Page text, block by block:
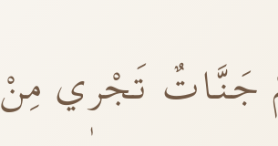
جَنَّاتٌ تَجْرٖي مِنْ